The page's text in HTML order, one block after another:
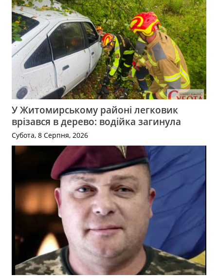
У Житомирському районі легковик
врізався в дерево: водійка загинула
Субота, 8 Серпня, 2026